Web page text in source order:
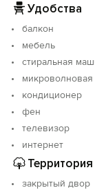
Удобства
балкон
мебель
стиральная
кондиционер
фен
телевизор
интернет
Территория
закрытый двор